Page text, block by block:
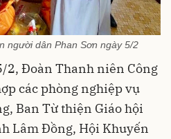
người dân Phan Sơn ngày 5/2
2, Đoàn Thanh niên Công
các phòng nghiệp vụ
Ban Từ thiện Giáo hội
Lâm Đồng, Hội Khuyến